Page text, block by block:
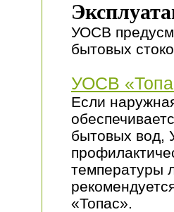
УОСВ
бытовых
УОСВ
Если
бытовых вод,
температуры
«Топас».